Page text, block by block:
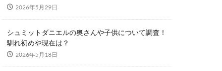
2026年5月29日
シュミットダニエルの奥さんや子供について調査！
馴れ初めや現在は？
2026年5月18日